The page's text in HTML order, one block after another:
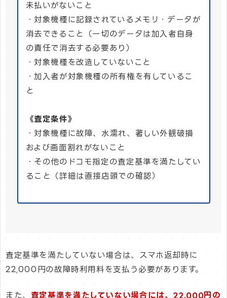
未払いがないこと
・対象機種に記録されているメモリ・データが
消去できること（一切のデータは加入者自身
の責任で消去する必要あり）
・対象機種を改造していないこと
・加入者が対象機種の所有権を有しているこ
と
《査定条件》
・対象機種に故障、水濡れ、著しい外観破損
および画面割れがないこと
・その他のドコモ指定の査定基準を満たしてい
ること（詳細は直接店頭での確認）
査定基準を満たしていない場合は、スマホ返却時に
22,000円の故障時利用料を支払う必要があります。
また、 査定基準を満たしていない場合には、22,000円の